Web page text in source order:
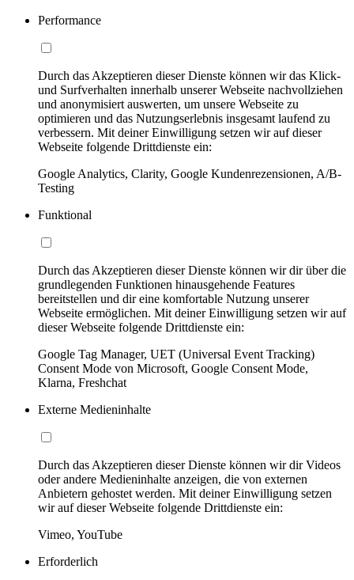
Performance
Durch das Akzeptieren dieser Dienste können wir das Klick-
und Surfverhalten innerhalb unserer Webseite nachvollziehen
und anonymisiert auswerten, um unsere Webseite zu
optimieren und das Nutzungserlebnis insgesamt laufend zu
verbessern. Mit deiner Einwilligung setzen wir auf dieser
Webseite folgende Drittdienste ein:
Google Analytics, Clarity, Google Kundenrezensionen, A/B-
Testing
Funktional
Durch das Akzeptieren dieser Dienste können wir dir über die
grundlegenden Funktionen hinausgehende Features
bereitstellen und dir eine komfortable Nutzung unserer
Webseite ermöglichen. Mit deiner Einwilligung setzen wir auf
dieser Webseite folgende Drittdienste ein:
Google Tag Manager, UET (Universal Event Tracking)
Consent Mode von Microsoft, Google Consent Mode,
Klarna, Freshchat
Externe Medieninhalte
Durch das Akzeptieren dieser Dienste können wir dir Videos
oder andere Medieninhalte anzeigen, die von externen
Anbietern gehostet werden. Mit deiner Einwilligung setzen
wir auf dieser Webseite folgende Drittdienste ein:
Vimeo, YouTube
Erforderlich